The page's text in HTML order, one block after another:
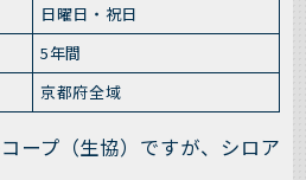
日曜日・祝日
5年間
京都府全域
ープ（生協）ですが、シロア